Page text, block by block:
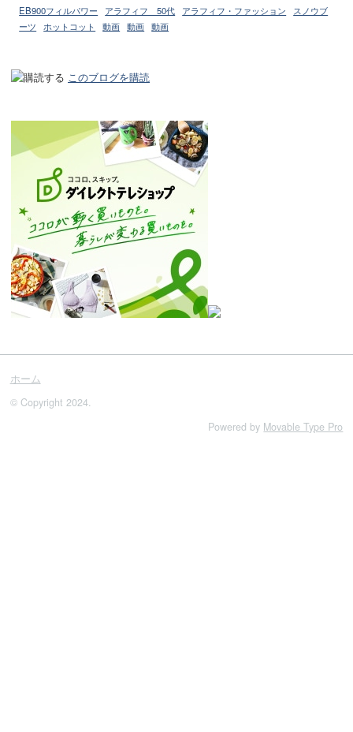
EB900フィルパワー アラフィフ 50代 アラフィフ・ファッション
スノウブ
ーツ
ホットコット 動画 動画 動画
このブログを購読
ホーム
© Copyright 2024.
Powered by Movable Type Pro